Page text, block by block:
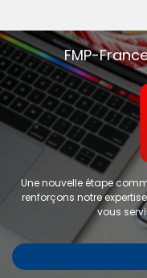
FMP-
Une nouvelle étape
renforçons notre
vous